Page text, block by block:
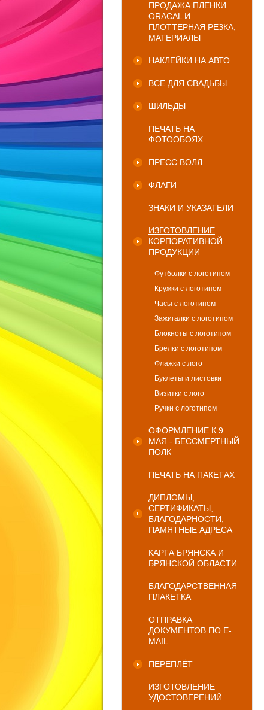
ПРОДАЖА ПЛЕНКИ
ORACAL И
ПЛОТТЕРНАЯ РЕЗКА,
МАТЕРИАЛЫ
НАКЛЕЙКИ НА АВТО
ВСЕ ДЛЯ СВАДЬБЫ
ШИЛЬДЫ
ПЕЧАТЬ НА
ФОТООБОЯХ
ПРЕСС ВОЛЛ
ФЛАГИ
ЗНАКИ И УКАЗАТЕЛИ
ИЗГОТОВЛЕНИЕ
КОРПОРАТИВНОЙ
ПРОДУКЦИИ
Футболки с логотипом
Кружки с логотипом
Часы с логотипом
Зажигалки с логотипом
Блокноты с логотипом
Брелки с логотипом
Флажки с лого
Буклеты и листовки
Визитки с лого
Ручки с логотипом
ОФОРМЛЕНИЕ К 9
МАЯ - БЕССМЕРТНЫЙ
ПОЛК
ПЕЧАТЬ НА ПАКЕТАХ
ДИПЛОМЫ,
СЕРТИФИКАТЫ,
БЛАГОДАРНОСТИ,
ПАМЯТНЫЕ АДРЕСА
КАРТА БРЯНСКА И
БРЯНСКОЙ ОБЛАСТИ
БЛАГОДАРСТВЕННАЯ
ПЛАКЕТКА
ОТПРАВКА
ДОКУМЕНТОВ ПО E-
MAIL
ПЕРЕПЛЁТ
ИЗГОТОВЛЕНИЕ
УДОСТОВЕРЕНИЙ